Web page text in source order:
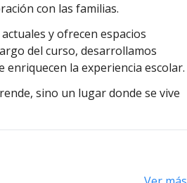
con las familias.
y ofrecen espacios
del curso, desarrollamos
la experiencia escolar.
sino un lugar donde se vive